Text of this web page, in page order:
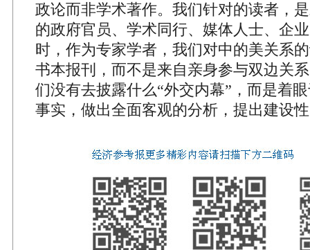
政论而非学术著作。我们针对的读者，
的政府官员、学术同行、媒体人士、企
时，作为专家学者，我们对中的美关系
书本报刊，而不是来自亲身参与双边关
们没有去披露什么“外交内幕”，而是着
事实，做出全面客观的分析，提出建设